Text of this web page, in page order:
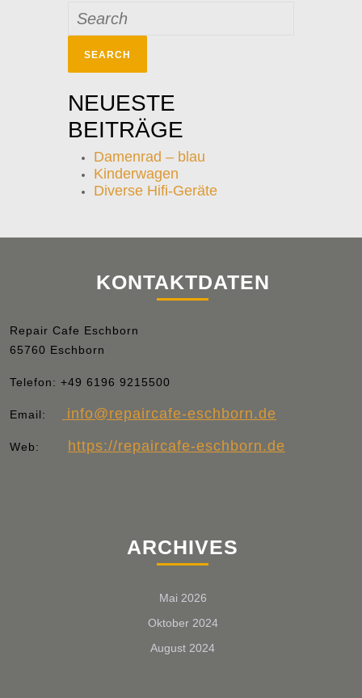
for:
NEUESTE
BEITRÄGE
Damenrad – blau
Kinderwagen
Diverse Hifi-Geräte
KONTAKTDATEN
Repair Cafe Eschborn
65760 Eschborn
Telefon: +49 6196 9215500
Email: info@repaircafe-eschborn.de
Web: https://repaircafe-eschborn.de
ARCHIVES
Mai 2026
Oktober 2024
August 2024